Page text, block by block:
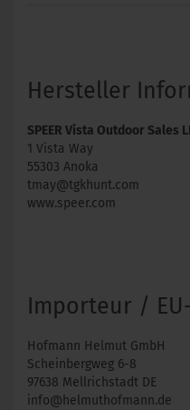
Hersteller
SPEER Vista Outdoor Sales
1 Vista Way
55303 Anoka
tmay@tgkhunt.com
www.speer.com
Importeur /
Hofmann Helmut GmbH
Scheinbergweg 6-8
97638 Mellrichstadt DE
info@helmuthofmann.de